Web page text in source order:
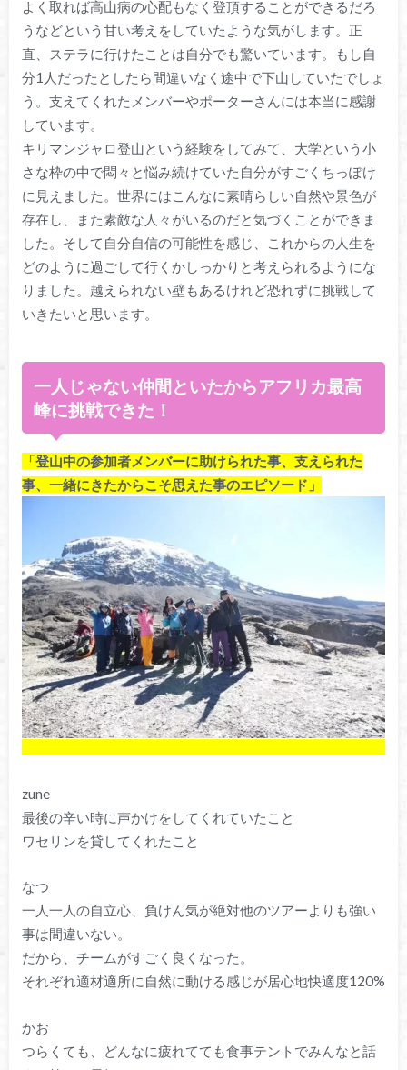
よく取れば高山病の心配もなく登頂することができるだろ
うなどという甘い考えをしていたような気がします。正
直、ステラに行けたことは自分でも驚いています。もし自
分1人だったとしたら間違いなく途中で下山していたでしょ
う。支えてくれたメンバーやポーターさんには本当に感謝
しています。
キリマンジャロ登山という経験をしてみて、大学という小
さな枠の中で悶々と悩み続けていた自分がすごくちっぽけ
に見えました。世界にはこんなに素晴らしい自然や景色が
存在し、また素敵な人々がいるのだと気づくことができま
した。そして自分自信の可能性を感じ、これからの人生を
どのように過ごして行くかしっかりと考えられるようにな
りました。越えられない壁もあるけれど恐れずに挑戦して
いきたいと思います。
一人じゃない仲間といたからアフリカ最高
峰に挑戦できた！
「登山中の参加者メンバーに助けられた事、支えられた
事、一緒にきたからこそ思えた事のエピソード」
zune
最後の辛い時に声かけをしてくれていたこと
ワセリンを貸してくれたこと
なつ
一人一人の自立心、負けん気が絶対他のツアーよりも強い
事は間違いない。
だから、チームがすごく良くなった。
それぞれ適材適所に自然に動ける感じが居心地快適度120%
かお
つらくても、どんなに疲れてても食事テントでみんなと話